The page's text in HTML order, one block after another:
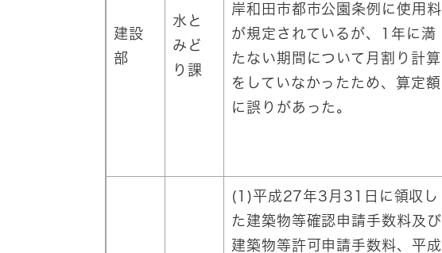
建設
部
水と
みど
り課
岸和田市都市公園条例に使用料
が規定されているが、1年に満
たない期間について月割り計算
をしていなかったため、算定額
に誤りがあった。
(1)平成27年3月31日に領収し
た建築物等確認申請手数料及び
建築物等許可申請手数料、平成